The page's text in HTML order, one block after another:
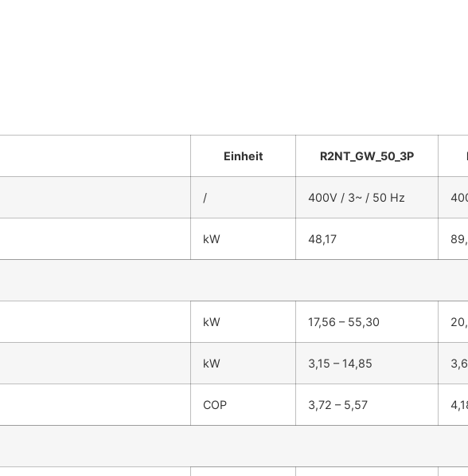
Einheit R2NT_GW_50_3P
/ 400V / 3~ / 50 Hz
kW 48,17
kW 17,56 – 55,30
kW 3,15 – 14,85
COP 3,72 – 5,57